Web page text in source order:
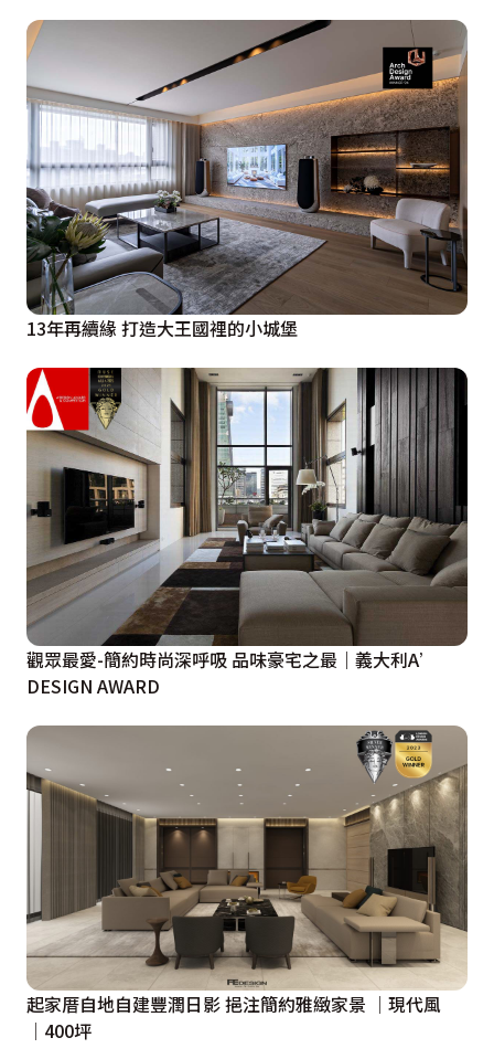
13年再續緣 打造大王國裡的小城堡
觀眾最愛-簡約時尚深呼吸 品味豪宅之最｜義大利A’
DESIGN AWARD
起家厝自地自建豐潤日影 挹注簡約雅緻家景 │現代風
│400坪